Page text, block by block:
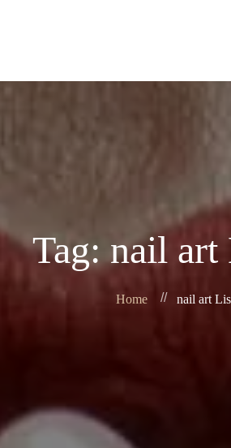
Sobre Nós
Tag: nail art
Home nail art